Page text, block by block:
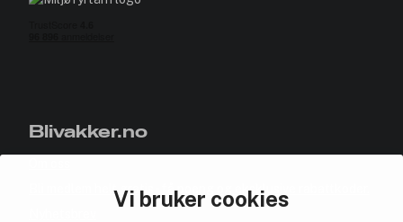
Vi bruker cookies
Blivakker.no
Bli medlem helt gratis - få poeng og eksklusive rabattkoder.